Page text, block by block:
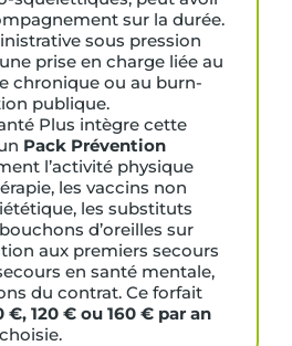
sur la durée.
sous pression
prise en charge liée au
chronique ou au burn-
publique.
Plus intègre cette
Pack Prévention
l’activité physique
les vaccins non
les substituts
d’oreilles sur
aux premiers secours
en santé mentale,
du contrat. Ce forfait
€, 120 € ou 160 € par an